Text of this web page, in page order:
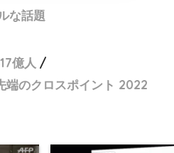
な話題
17億人
端のクロスポイント 2022